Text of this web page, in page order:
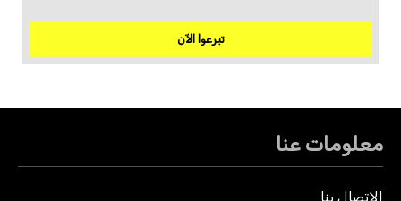
تبرعوا الآن
معلومات عنا
الاتصال بنا